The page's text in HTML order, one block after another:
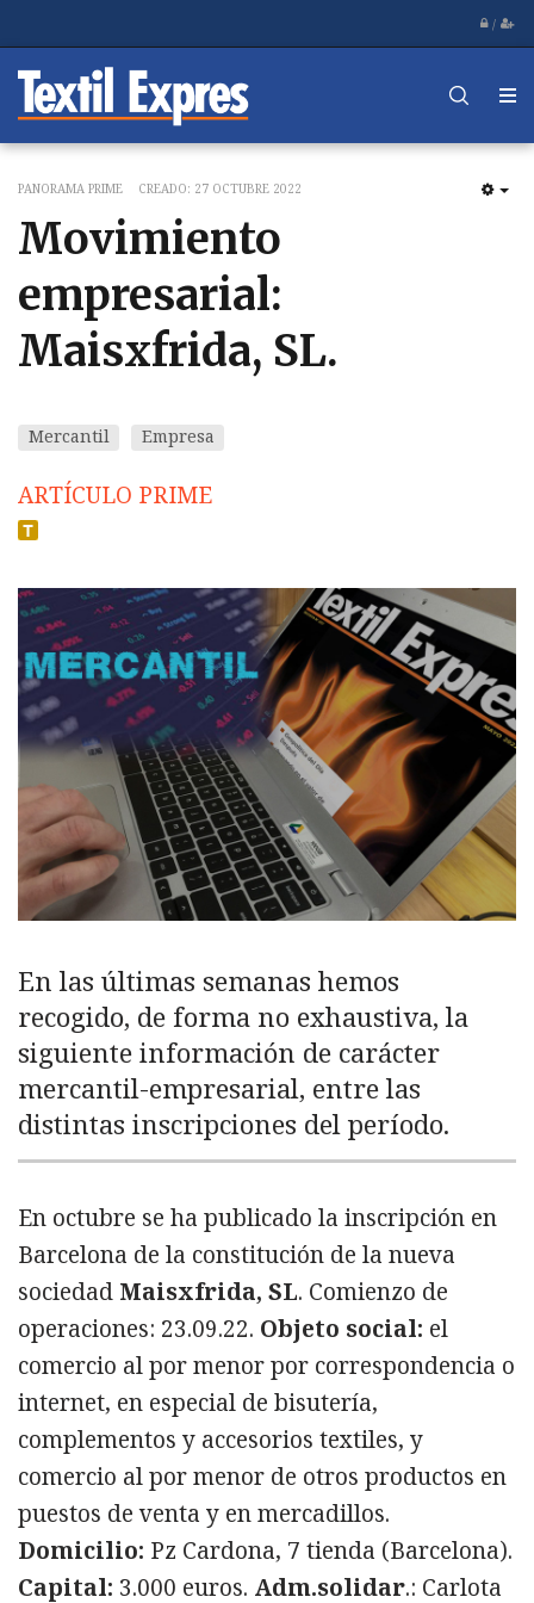
/
PANORAMA PRIME CREADO: 27 OCTUBRE 2022
Movimiento
empresarial:
Maisxfrida, SL.
Mercantil Empresa
ARTÍCULO PRIME
En las últimas semanas hemos
recogido, de forma no exhaustiva, la
siguiente información de carácter
mercantil-empresarial, entre las
distintas inscripciones del período.
En octubre se ha publicado la inscripción en
Barcelona de la constitución de la nueva
sociedad Maisxfrida, SL. Comienzo de
operaciones: 23.09.22. Objeto social: el
comercio al por menor por correspondencia o
internet, en especial de bisutería,
complementos y accesorios textiles, y
comercio al por menor de otros productos en
puestos de venta y en mercadillos.
Domicilio: Pz Cardona, 7 tienda (Barcelona).
Capital: 3.000 euros. Adm.solidar.: Carlota